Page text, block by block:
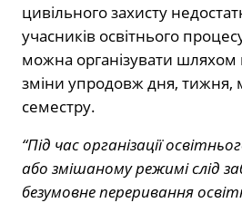
цивільного захисту
учасників освітнього
можна організувати шляхом
зміни упродовж дня, тижня,
семестру.
“Під час організації
або змішаному режимі слід
безумовне переривання